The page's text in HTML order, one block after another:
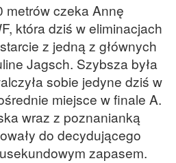
metrów czeka Annę
która dziś w eliminacjach
z jedną z głównych
Jagsch. Szybsza była
sobie jedyne dziś w
miejsce w finale A.
wraz z poznanianką
do decydującego
zapasem.